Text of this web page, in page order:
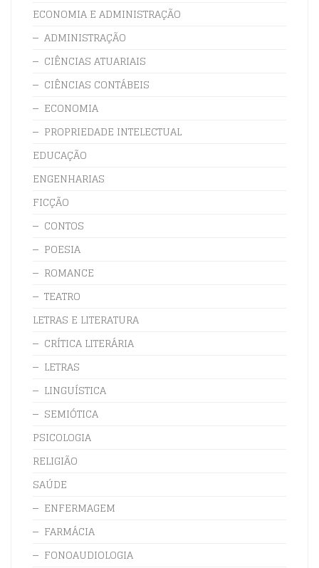
ECONOMIA E ADMINISTRAÇÃO
ADMINISTRAÇÃO
CIÊNCIAS ATUARIAIS
CIÊNCIAS CONTÁBEIS
ECONOMIA
PROPRIEDADE INTELECTUAL
EDUCAÇÃO
ENGENHARIAS
FICÇÃO
CONTOS
POESIA
ROMANCE
TEATRO
LETRAS E LITERATURA
CRÍTICA LITERÁRIA
LETRAS
LINGUÍSTICA
SEMIÓTICA
PSICOLOGIA
RELIGIÃO
SAÚDE
ENFERMAGEM
FARMÁCIA
FONOAUDIOLOGIA